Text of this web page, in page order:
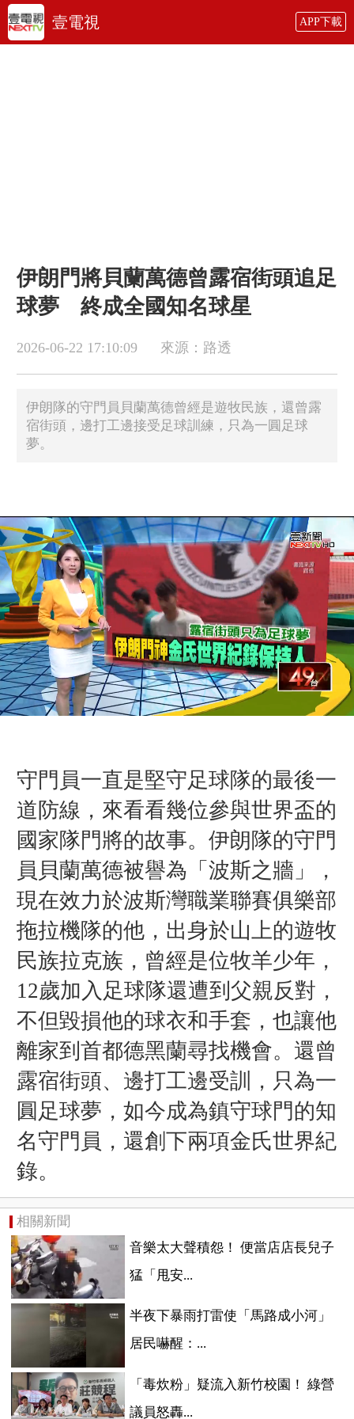
壹電視 APP下載
伊朗門將貝蘭萬德曾露宿街頭追足
球夢 終成全國知名球星
2026-06-22 17:10:09 來源：路透
伊朗隊的守門員貝蘭萬德曾經是遊牧民族，還曾露
宿街頭，邊打工邊接受足球訓練，只為一圓足球
夢。
守門員一直是堅守足球隊的最後一
道防線，來看看幾位參與世界盃的
國家隊門將的故事。伊朗隊的守門
員 貝蘭萬德被譽為「波斯之牆」，
現在效力於波斯灣職業聯賽俱樂部
拖拉機隊的他，出身於山上的遊牧
民族拉克族，曾經是位牧羊少年，
12歲加入足球隊還遭到父親反對，
不但毀損他的球衣和手套，也讓他
離家到首都德黑蘭尋找機會。還曾
露宿街頭、邊打工邊受訓，只為一
圓足球夢，如今成為鎮守球門的知
名守門員，還創下兩項金氏世界紀
錄。
相關新聞
音樂太大聲積怨！ 便當店店長兒子
猛「甩安...
半夜下暴雨打雷使「馬路成小河」
居民嚇醒：...
「毒炊粉」疑流入新竹校園！ 綠營
議員怒轟...